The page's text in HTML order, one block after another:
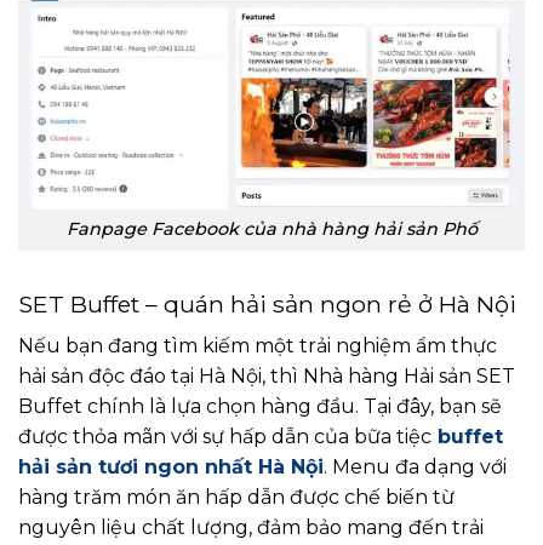
Fanpage Facebook của nhà hàng hải sản Phố
SET Buffet – quán hải sản ngon rẻ ở Hà Nội
Nếu bạn đang tìm kiếm một trải nghiệm ẩm thực
hải sản độc đáo tại Hà Nội, thì Nhà hàng Hải sản SET
Buffet chính là lựa chọn hàng đầu. Tại đây, bạn sẽ
được thỏa mãn với sự hấp dẫn của bữa tiệc buffet
hải sản tươi ngon nhất Hà Nội. Menu đa dạng với
hàng trăm món ăn hấp dẫn được chế biến từ
nguyên liệu chất lượng, đảm bảo mang đến trải